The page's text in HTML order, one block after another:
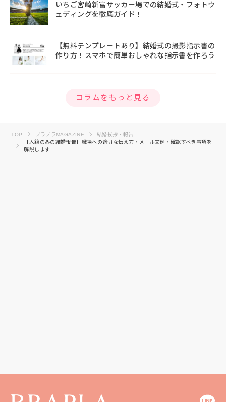
いちご宮崎新富サッカー場での結婚式・フォトウ
ェディングを徹底ガイド！
【無料テンプレートあり】結婚式の撮影指示書の
作り方！スマホで簡単おしゃれな指示書を作ろう
コラムをもっと見る
TOP ブラプラMAGAZINE
結婚挨拶・報告
【入籍のみの結婚報告】職場への適切な伝え方・メール文例・確認すべき事項を
解説します